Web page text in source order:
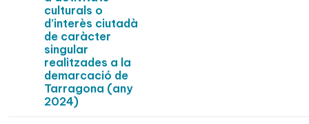
culturals o
d’interès ciutadà
de caràcter
singular
realitzades a la
demarcació de
Tarragona (any
2024)